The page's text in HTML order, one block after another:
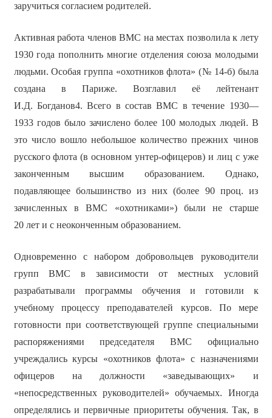
заручиться согласием родителей.
Активная работа членов ВМС на местах позволила к лету
1930 года пополнить многие отделения союза молодыми
людьми. Особая группа «охотников флота» (№ 14-б) была
создана в Париже. Возглавил её лейтенант
И.Д. Богданов4. Всего в состав ВМС в течение 1930—
1933 годов было зачислено более 100 молодых людей. В
это число вошло небольшое количество прежних чинов
русского флота (в основном унтер-офицеров) и лиц с уже
законченным высшим образованием. Однако,
подавляющее большинство из них (более 90 проц. из
зачисленных в ВМС «охотниками») были не старше
20 лет и с неоконченным образованием.
Одновременно с набором добровольцев руководители
групп ВМС в зависимости от местных условий
разрабатывали программы обучения и готовили к
учебному процессу преподавателей курсов. По мере
готовности при соответствующей группе специальными
распоряжениями председателя ВМС официально
учреждались курсы «охотников флота» с назначениями
офицеров на должности «заведывающих» и
«непосредственных руководителей» обучаемых. Иногда
определялись и первичные приоритеты обучения. Так, в